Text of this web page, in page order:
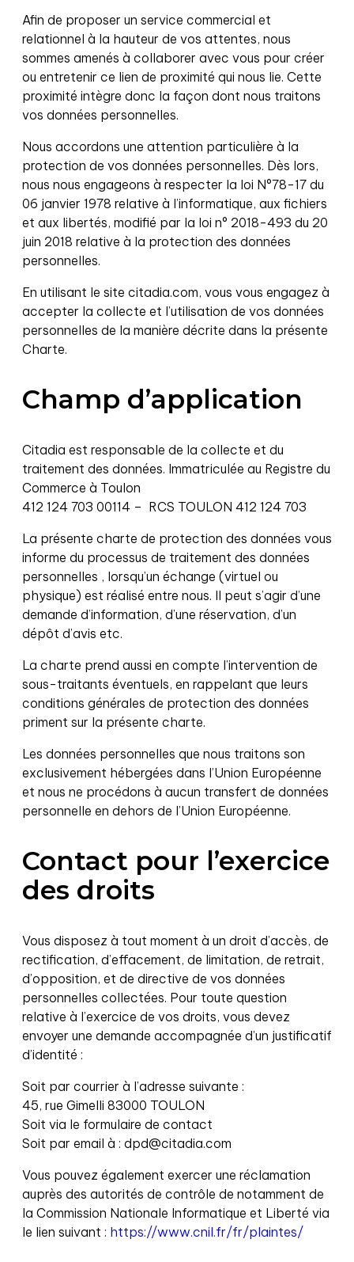
Afin de proposer un service commercial et
relationnel à la hauteur de vos attentes, nous
sommes amenés à collaborer avec vous pour créer
ou entretenir ce lien de proximité qui nous lie. Cette
proximité intègre donc la façon dont nous traitons
vos données personnelles.
Nous accordons une attention particulière à la
protection de vos données personnelles. Dès lors,
nous nous engageons à respecter la loi N°78-17 du
06 janvier 1978 relative à l’informatique, aux fichiers
et aux libertés, modifié par la loi n° 2018-493 du 20
juin 2018 relative à la protection des données
personnelles.
En utilisant le site citadia.com, vous vous engagez à
accepter la collecte et l’utilisation de vos données
personnelles de la manière décrite dans la présente
Charte.
Champ d’application
Citadia est responsable de la collecte et du
traitement des données. Immatriculée au Registre du
Commerce à Toulon
412 124 703 00114 – RCS TOULON 412 124 703
La présente charte de protection des données vous
informe du processus de traitement des données
personnelles , lorsqu’un échange (virtuel ou
physique) est réalisé entre nous. Il peut s’agir d’une
demande d’information, d’une réservation, d’un
dépôt d’avis etc.
La charte prend aussi en compte l’intervention de
sous-traitants éventuels, en rappelant que leurs
conditions générales de protection des données
priment sur la présente charte.
Les données personnelles que nous traitons son
exclusivement hébergées dans l’Union Européenne
et nous ne procédons à aucun transfert de données
personnelle en dehors de l’Union Européenne.
Contact pour l’exercice
des droits
Vous disposez à tout moment à un droit d’accès, de
rectification, d’effacement, de limitation, de retrait,
d’opposition, et de directive de vos données
personnelles collectées. Pour toute question
relative à l’exercice de vos droits, vous devez
envoyer une demande accompagnée d’un justificatif
d’identité :
Soit par courrier à l’adresse suivante :
45, rue Gimelli 83000 TOULON
Soit via le formulaire de contact
Soit par email à : dpd@citadia.com
Vous pouvez également exercer une réclamation
auprès des autorités de contrôle de notamment de
la Commission Nationale Informatique et Liberté via
le lien suivant : https://www.cnil.fr/fr/plaintes/